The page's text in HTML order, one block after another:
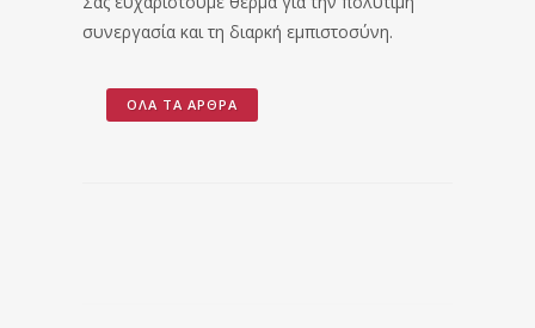
συνεργασία και τη διαρκή εμπιστοσύνη.
ΌΛΑ ΤΑ ΆΡΘΡΑ